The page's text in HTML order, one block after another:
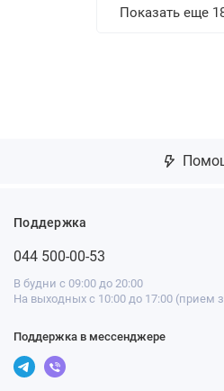
Показать еще
Поддержка
044 500-00-53
В будни с 09:00 до 20:00
На выходных с 10:00 до 17:00 (прием
Поддержка в мессенджере